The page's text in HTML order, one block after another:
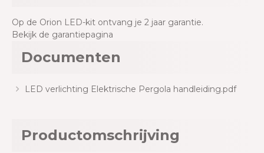
Op de Orion LED-kit ontvang je 2 jaar garantie.
Bekijk de garantiepagina
Documenten
LED verlichting Elektrische Pergola handleiding.pdf
Productomschrijving